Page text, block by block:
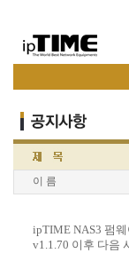
이 름
ipTIME NAS3 펌
v1.1.70 이후 다음